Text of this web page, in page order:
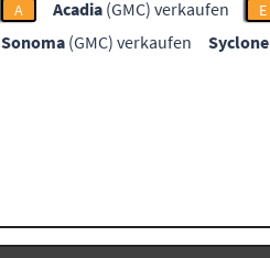
A Acadia (GMC) verkaufen E
Sonoma (GMC) verkaufen Syclone